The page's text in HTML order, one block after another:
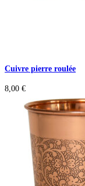
Cuivre pierre roulée
8,00 €